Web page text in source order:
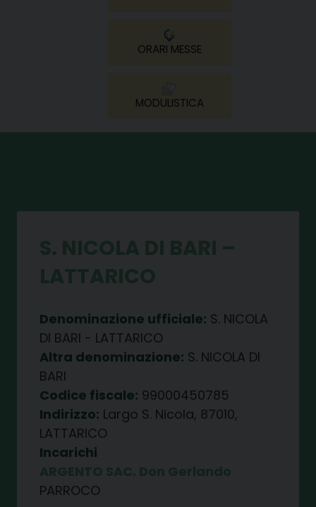
ORARI MESSE
MODULISTICA
Denominazione ufficiale: S. NICOLA
DI BARI - LATTARICO
Altra denominazione: S. NICOLA DI
BARI
Codice fiscale: 99000450785
Indirizzo: Largo S. Nicola, 87010,
LATTARICO
Incarichi
PARROCO